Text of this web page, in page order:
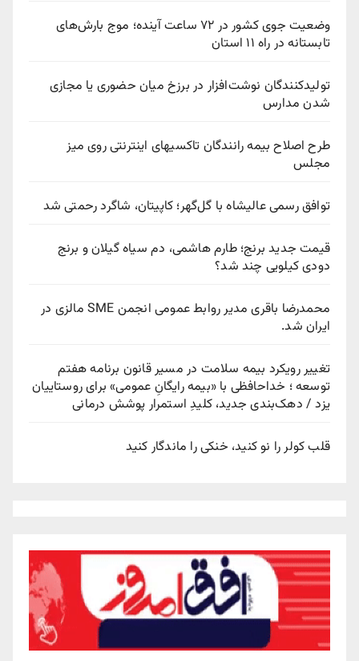
وضعیت جوی کشور در ۷۲ ساعت آینده؛ موج بارش‌های
تابستانه در راه ۱۱ استان
تولیدکنندگان نوشت‌افزار در برزخ میان حضوری یا مجازی
شدن مدارس
طرح اصلاح بیمه رانندگان تاکسیهای اینترنتی روی میز
مجلس
توافق رسمی عالیشاه با گل‌گهر؛ کاپیتان، شاگرد رحمتی شد
قیمت جدید برنج؛ طارم هاشمی، دم سیاه گیلان و برنج
دودی کیلویی چند شد؟
محمدرضا باقری مدیر روابط عمومی انجمن SME مالزی در
ایران شد.
تغییر رویکرد بیمه سلامت در مسیر قانون برنامه هفتم
توسعه ؛ خداحافظی با «بیمه رایگانِ عمومی» برای روستاییان
یزد / دهک‌بندی جدید، کلیدِ استمرار پوشش درمانی
قلب کولر را نو کنید، خنکی را ماندگار کنید